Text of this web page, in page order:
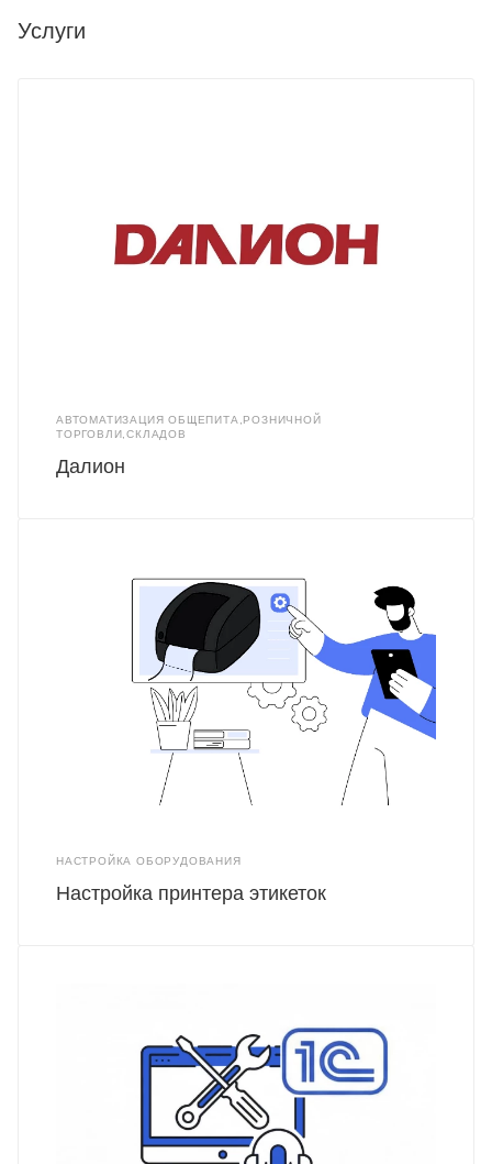
Услуги
АВТОМАТИЗАЦИЯ ОБЩЕПИТА,РОЗНИЧНОЙ
ТОРГОВЛИ,СКЛАДОВ
Далион
НАСТРОЙКА ОБОРУДОВАНИЯ
Настройка принтера этикеток